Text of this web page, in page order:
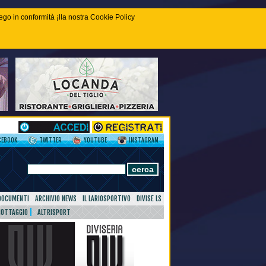
in conformità ¡lla nostra Cookie Policy
TWITTER YOUTUBE INSTAGRAM
ARCHIVIO NEWS IL LARIOSPORTIVO
DIVISE LS
ALTRISPORT